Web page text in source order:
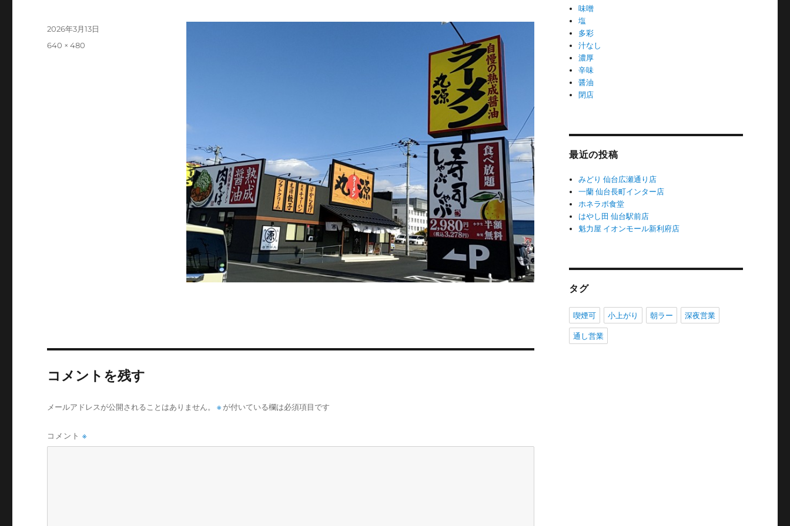
投
2026年3月13日
フ
640 × 480
コメントを残す
メールアドレスが公開されることはありません。 ※ が付いている欄は必須項目です
コメント※
味噌
塩
多彩
汁なし
濃厚
辛味
醤油
閉店
最近の投稿
みどり 仙台広瀬通り店
一蘭 仙台長町インター店
ホネラボ食堂
はやし田 仙台駅前店
魁力屋 イオンモール新利府店
タグ
喫煙可 小上がり 朝ラー 深夜営業
通し営業